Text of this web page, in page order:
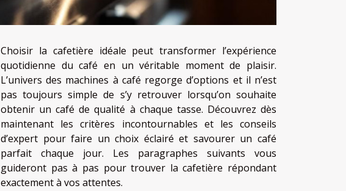
Choisir la cafetière idéale peut transformer l’expérience
quotidienne du café en un véritable moment de plaisir.
L’univers des machines à café regorge d’options et il n’est
pas toujours simple de s’y retrouver lorsqu’on souhaite
obtenir un café de qualité à chaque tasse. Découvrez dès
maintenant les critères incontournables et les conseils
d’expert pour faire un choix éclairé et savourer un café
parfait chaque jour. Les paragraphes suivants vous
guideront pas à pas pour trouver la cafetière répondant
exactement à vos attentes.